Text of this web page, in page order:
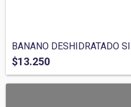
BANANO DESHIDRATADO
$13.250